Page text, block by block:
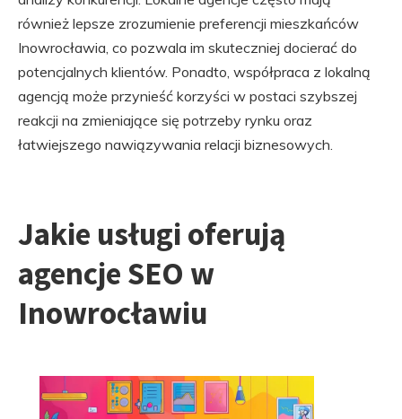
również lepsze zrozumienie preferencji mieszkańców
Inowrocławia, co pozwala im skuteczniej docierać do
potencjalnych klientów. Ponadto, współpraca z lokalną
agencją może przynieść korzyści w postaci szybszej
reakcji na zmieniające się potrzeby rynku oraz
łatwiejszego nawiązywania relacji biznesowych.
Jakie usługi oferują
agencje SEO w
Inowrocławiu